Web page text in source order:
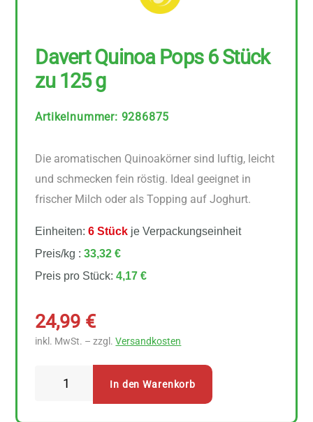
Davert Quinoa Pops 6 Stück
zu 125 g
Artikelnummer: 9286875
Die aromatischen Quinoakörner sind luftig, leicht
und schmecken fein röstig. Ideal geeignet in
frischer Milch oder als Topping auf Joghurt.
Einheiten:6 Stück je Verpackungseinheit
Preis/kg :33,32 €
Preis pro Stück:4,17 €
24,99 €
inkl. MwSt. – zzgl.Versandkosten
In den Warenkorb